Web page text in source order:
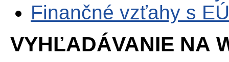
Finančné vzťahy s EÚ
VYHĽADÁVANIE NA